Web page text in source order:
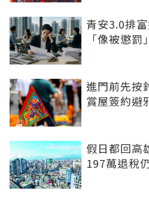
青安3.0排
「像被懲
進門前先按
賞屋簽約避
假日都回高
197萬退稅